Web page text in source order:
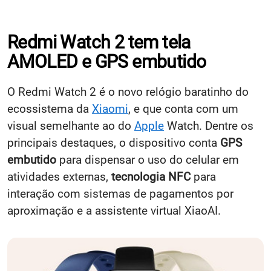
Redmi Watch 2 tem tela
AMOLED e GPS embutido
O Redmi Watch 2 é o novo relógio baratinho do
ecossistema da Xiaomi, e que conta com um
visual semelhante ao do Apple Watch. Dentre os
principais destaques, o dispositivo conta GPS
embutido para dispensar o uso do celular em
atividades externas, tecnologia NFCpara
interação com sistemas de pagamentos por
aproximação e a assistente virtual XiaoAI.